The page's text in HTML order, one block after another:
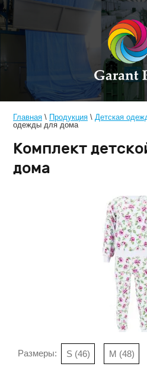
Главная \ Продукция \ Детская
одежды для дома
Комплект
дома
Размеры: S (46) M (48)